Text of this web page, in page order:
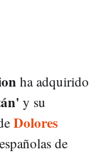
ha adquirido
y su
Dolores
de